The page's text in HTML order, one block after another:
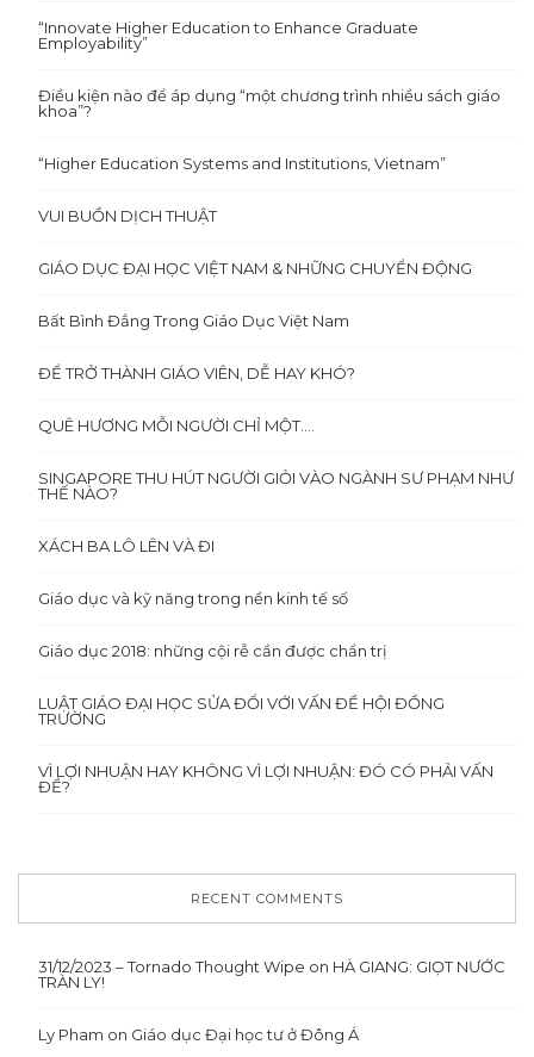
“Innovate Higher Education to Enhance Graduate
Employability”
Điều kiện nào để áp dụng “một chương trình nhiều sách giáo
khoa”?
“Higher Education Systems and Institutions, Vietnam”
VUI BUỒN DỊCH THUẬT
GIÁO DỤC ĐẠI HỌC VIỆT NAM & NHỮNG CHUYỂN ĐỘNG
Bất Bình Đẳng Trong Giáo Dục Việt Nam
ĐỂ TRỞ THÀNH GIÁO VIÊN, DỄ HAY KHÓ?
QUÊ HƯƠNG MỖI NGƯỜI CHỈ MỘT….
SINGAPORE THU HÚT NGƯỜI GIỎI VÀO NGÀNH SƯ PHẠM NHƯ
THẾ NÀO?
XÁCH BA LÔ LÊN VÀ ĐI
Giáo dục và kỹ năng trong nền kinh tế số
Giáo dục 2018: những cội rễ cần được chẩn trị
LUẬT GIÁO ĐẠI HỌC SỬA ĐỔI VỚI VẤN ĐỀ HỘI ĐỒNG
TRƯỜNG
VÌ LỢI NHUẬN HAY KHÔNG VÌ LỢI NHUẬN: ĐÓ CÓ PHẢI VẤN
ĐỀ?
RECENT COMMENTS
31/12/2023 – Tornado Thought Wipe on HÀ GIANG: GIỌT NƯỚC
TRÀN LY!
Ly Pham on Giáo dục Đại học tư ở Đông Á